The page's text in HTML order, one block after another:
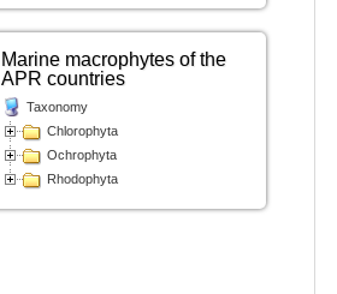
Marine macrophytes of the
APR countries
Taxonomy
Chlorophyta
Ochrophyta
Rhodophyta